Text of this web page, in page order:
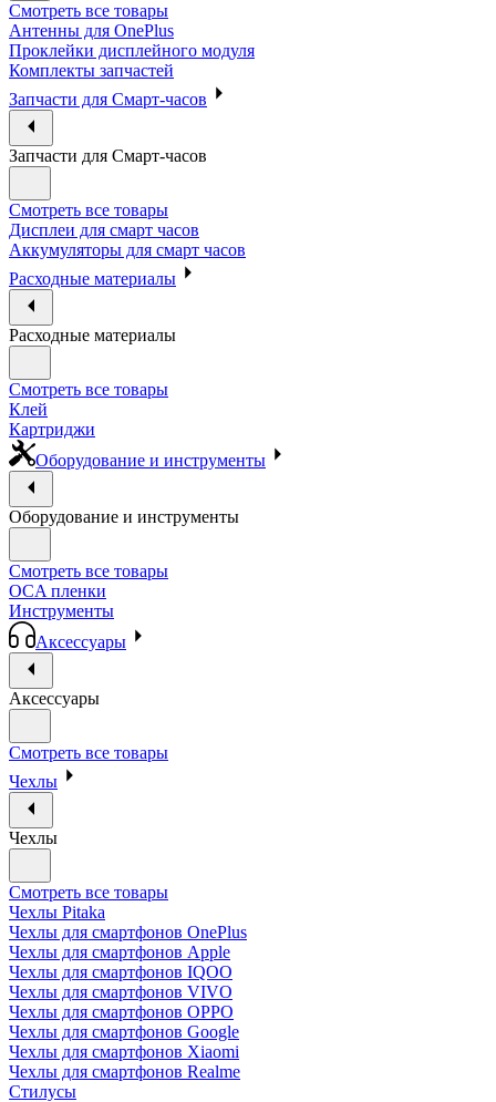
Смотреть все товары
Антенны для OnePlus
Проклейки дисплейного модуля
Комплекты запчастей
Запчасти для Смарт-часов
Запчасти для Смарт-часов
Смотреть все товары
Дисплеи для смарт часов
Аккумуляторы для смарт часов
Расходные материалы
Расходные материалы
Смотреть все товары
Клей
Картриджи
Оборудование и инструменты
Оборудование и инструменты
Смотреть все товары
OCA пленки
Инструменты
Аксессуары
Аксессуары
Смотреть все товары
Чехлы
Чехлы
Смотреть все товары
Чехлы Pitaka
Чехлы для смартфонов OnePlus
Чехлы для смартфонов Apple
Чехлы для смартфонов IQOO
Чехлы для смартфонов VIVO
Чехлы для смартфонов OPPO
Чехлы для смартфонов Google
Чехлы для смартфонов Xiaomi
Чехлы для смартфонов Realme
Стилусы